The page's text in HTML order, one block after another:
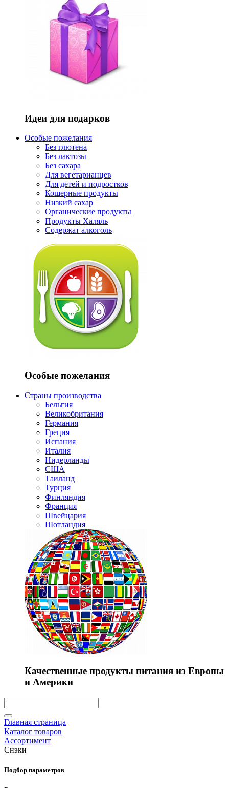
Идеи для подарков
Особые пожелания
Без глютена
Без лактозы
Без сахара
Для вегетарианцев
Для детей и подростков
Кошерные продукты
Низкий сахар
Органические продукты
Продукты Халяль
Содержат алкоголь
Особые пожелания
Страны производства
Бельгия
Великобритания
Германия
Греция
Испания
Италия
Нидерланды
США
Таиланд
Турция
Финляндия
Франция
Швейцария
Шотландия
Качественные продукты питания из Европы
и Америки
Главная страница
Каталог товаров
Ассортимент
Снэки
Подбор параметров